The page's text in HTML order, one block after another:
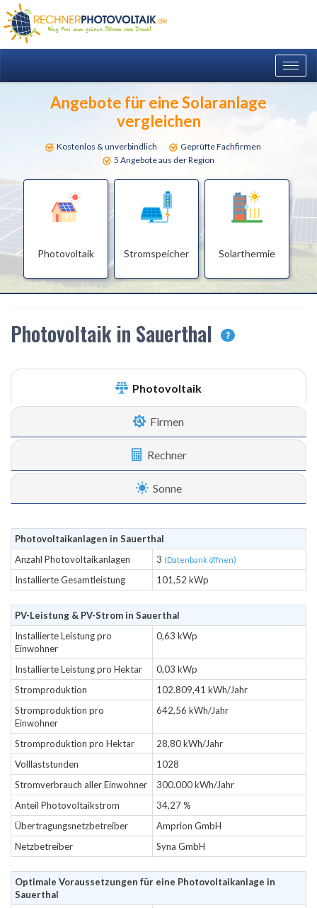
Angebote für eine Solaranlage
vergleichen
Kostenlos & unverbindlich
Geprüfte Fachfirmen
5 Angebote aus der Region
Photovoltaik Stromspeicher Solarthermie
Photovoltaik in Sauerthal ?
Photovoltaik
Firmen
Rechner
Sonne
Photovoltaikanlagen in Sauerthal
Anzahl Photovoltaikanlagen
3 (Datenbank öffnen)
Installierte Gesamtleistung 101,52 kWp
PV-Leistung & PV-Strom in Sauerthal
Installierte Leistung pro
Einwohner
0,63 kWp
Installierte Leistung pro Hektar
0,03 kWp
Stromproduktion
102.809,41 kWh/Jahr
Stromproduktion pro
Einwohner
642,56 kWh/Jahr
Stromproduktion pro Hektar
28,80 kWh/Jahr
Volllaststunden
1028
Stromverbrauch aller Einwohner
300.000 kWh/Jahr
Anteil Photovoltaikstrom
34,27 %
Übertragungsnetzbetreiber
Amprion GmbH
Netzbetreiber
Syna GmbH
Optimale Voraussetzungen für eine Photovoltaikanlage in
Sauerthal